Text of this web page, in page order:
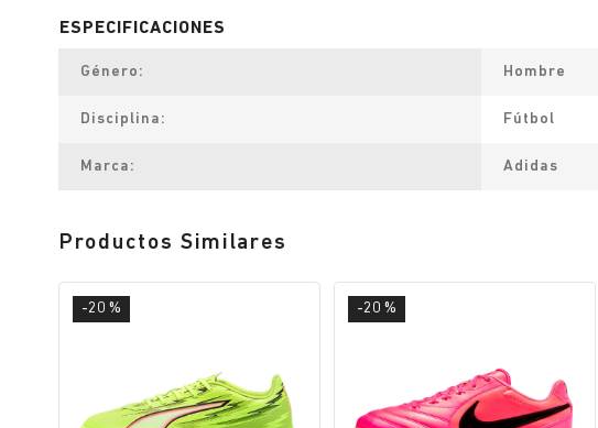
Género Hombre
Disciplina Fútbol
Marca Adidas
Productos Similares
-20 % -20 %